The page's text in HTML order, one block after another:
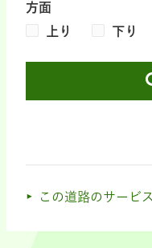
方面
上り
下り
この道路のサービ